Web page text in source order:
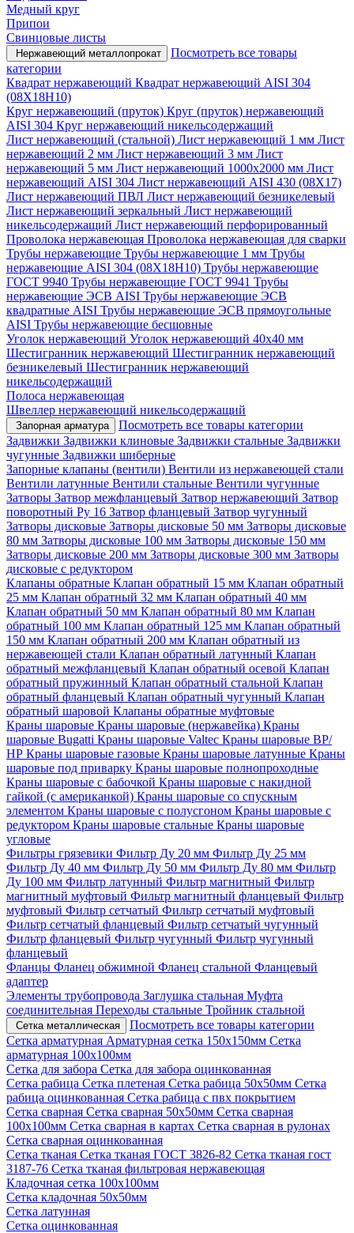
Медный круг
Припои
Свинцовые листы
Нержавеющий металлопрокат
Посмотреть все товары
категории
Квадрат нержавеющий Квадрат нержавеющий AISI 304
(08Х18Н10)
Круг нержавеющий (пруток) Круг (пруток) нержавеющий
AISI 304 Круг нержавеющий никельсодержащий
Лист нержавеющий (стальной) Лист нержавеющий 1 мм Лист
нержавеющий 2 мм Лист нержавеющий 3 мм Лист
нержавеющий 5 мм Лист нержавеющий 1000х2000 мм Лист
нержавеющий AISI 304 Лист нержавеющий AISI 430 (08Х17)
Лист нержавеющий ПВЛ Лист нержавеющий безникелевый
Лист нержавеющий зеркальный Лист нержавеющий
никельсодержащий Лист нержавеющий перфорированный
Проволока нержавеющая Проволока нержавеющая для сварки
Трубы нержавеющие Трубы нержавеющие 1 мм Трубы
нержавеющие AISI 304 (08Х18Н10) Трубы нержавеющие
ГОСТ 9940 Трубы нержавеющие ГОСТ 9941 Трубы
нержавеющие ЭСВ AISI Трубы нержавеющие ЭСВ
квадратные AISI Трубы нержавеющие ЭСВ прямоугольные
AISI Трубы нержавеющие бесшовные
Уголок нержавеющий Уголок нержавеющий 40x40 мм
Шестигранник нержавеющий Шестигранник нержавеющий
безникелевый Шестигранник нержавеющий
никельсодержащий
Полоса нержавеющая
Швеллер нержавеющий никельсодержащий
Запорная арматура
Посмотреть все товары категории
Задвижки Задвижки клиновые Задвижки стальные Задвижки
чугунные Задвижки шиберные
Запорные клапаны (вентили) Вентили из нержавеющей стали
Вентили латунные Вентили стальные Вентили чугунные
Затворы Затвор межфланцевый Затвор нержавеющий Затвор
поворотный Ру 16 Затвор фланцевый Затвор чугунный
Затворы дисковые Затворы дисковые 50 мм Затворы дисковые
80 мм Затворы дисковые 100 мм Затворы дисковые 150 мм
Затворы дисковые 200 мм Затворы дисковые 300 мм Затворы
дисковые с редуктором
Клапаны обратные Клапан обратный 15 мм Клапан обратный
25 мм Клапан обратный 32 мм Клапан обратный 40 мм
Клапан обратный 50 мм Клапан обратный 80 мм Клапан
обратный 100 мм Клапан обратный 125 мм Клапан обратный
150 мм Клапан обратный 200 мм Клапан обратный из
нержавеющей стали Клапан обратный латунный Клапан
обратный межфланцевый Клапан обратный осевой Клапан
обратный пружинный Клапан обратный стальной Клапан
обратный фланцевый Клапан обратный чугунный Клапан
обратный шаровой Клапаны обратные муфтовые
Краны шаровые Краны шаровые (нержавейка) Краны
шаровые Bugatti Краны шаровые Valtec Краны шаровые ВР/
НР Краны шаровые газовые Краны шаровые латунные Краны
шаровые под приварку Краны шаровые полнопроходные
Краны шаровые с бабочкой Краны шаровые с накидной
гайкой (с американкой) Краны шаровые со спускным
элементом Краны шаровые с полусгоном Краны шаровые с
редуктором Краны шаровые стальные Краны шаровые
угловые
Фильтры грязевики Фильтр Ду 20 мм Фильтр Ду 25 мм
Фильтр Ду 40 мм Фильтр Ду 50 мм Фильтр Ду 80 мм Фильтр
Ду 100 мм Фильтр латунный Фильтр магнитный Фильтр
магнитный муфтовый Фильтр магнитный фланцевый Фильтр
муфтовый Фильтр сетчатый Фильтр сетчатый муфтовый
Фильтр сетчатый фланцевый Фильтр сетчатый чугунный
Фильтр фланцевый Фильтр чугунный Фильтр чугунный
фланцевый
Фланцы Фланец обжимной Фланец стальной Фланцевый
адаптер
Элементы трубопровода Заглушка стальная Муфта
соединительная Переходы стальные Тройник стальной
Сетка металлическая
Посмотреть все товары категории
Сетка арматурная Арматурная сетка 150х150мм Сетка
арматурная 100х100мм
Сетка для забора Сетка для забора оцинкованная
Сетка рабица Сетка плетеная Сетка рабица 50х50мм Сетка
рабица оцинкованная Сетка рабица с пвх покрытием
Сетка сварная Сетка сварная 50х50мм Сетка сварная
100х100мм Сетка сварная в картах Сетка сварная в рулонах
Сетка сварная оцинкованная
Сетка тканая Сетка тканая ГОСТ 3826-82 Сетка тканая гост
3187-76 Сетка тканая фильтровая нержавеющая
Кладочная сетка 100х100мм
Сетка кладочная 50х50мм
Сетка латунная
Сетка оцинкованная